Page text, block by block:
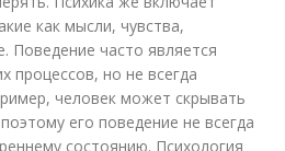
как мысли, чувства,
Поведение часто является
процессов, но не всегда
человек может скрывать
его поведение не всегда
состоянию. Психология